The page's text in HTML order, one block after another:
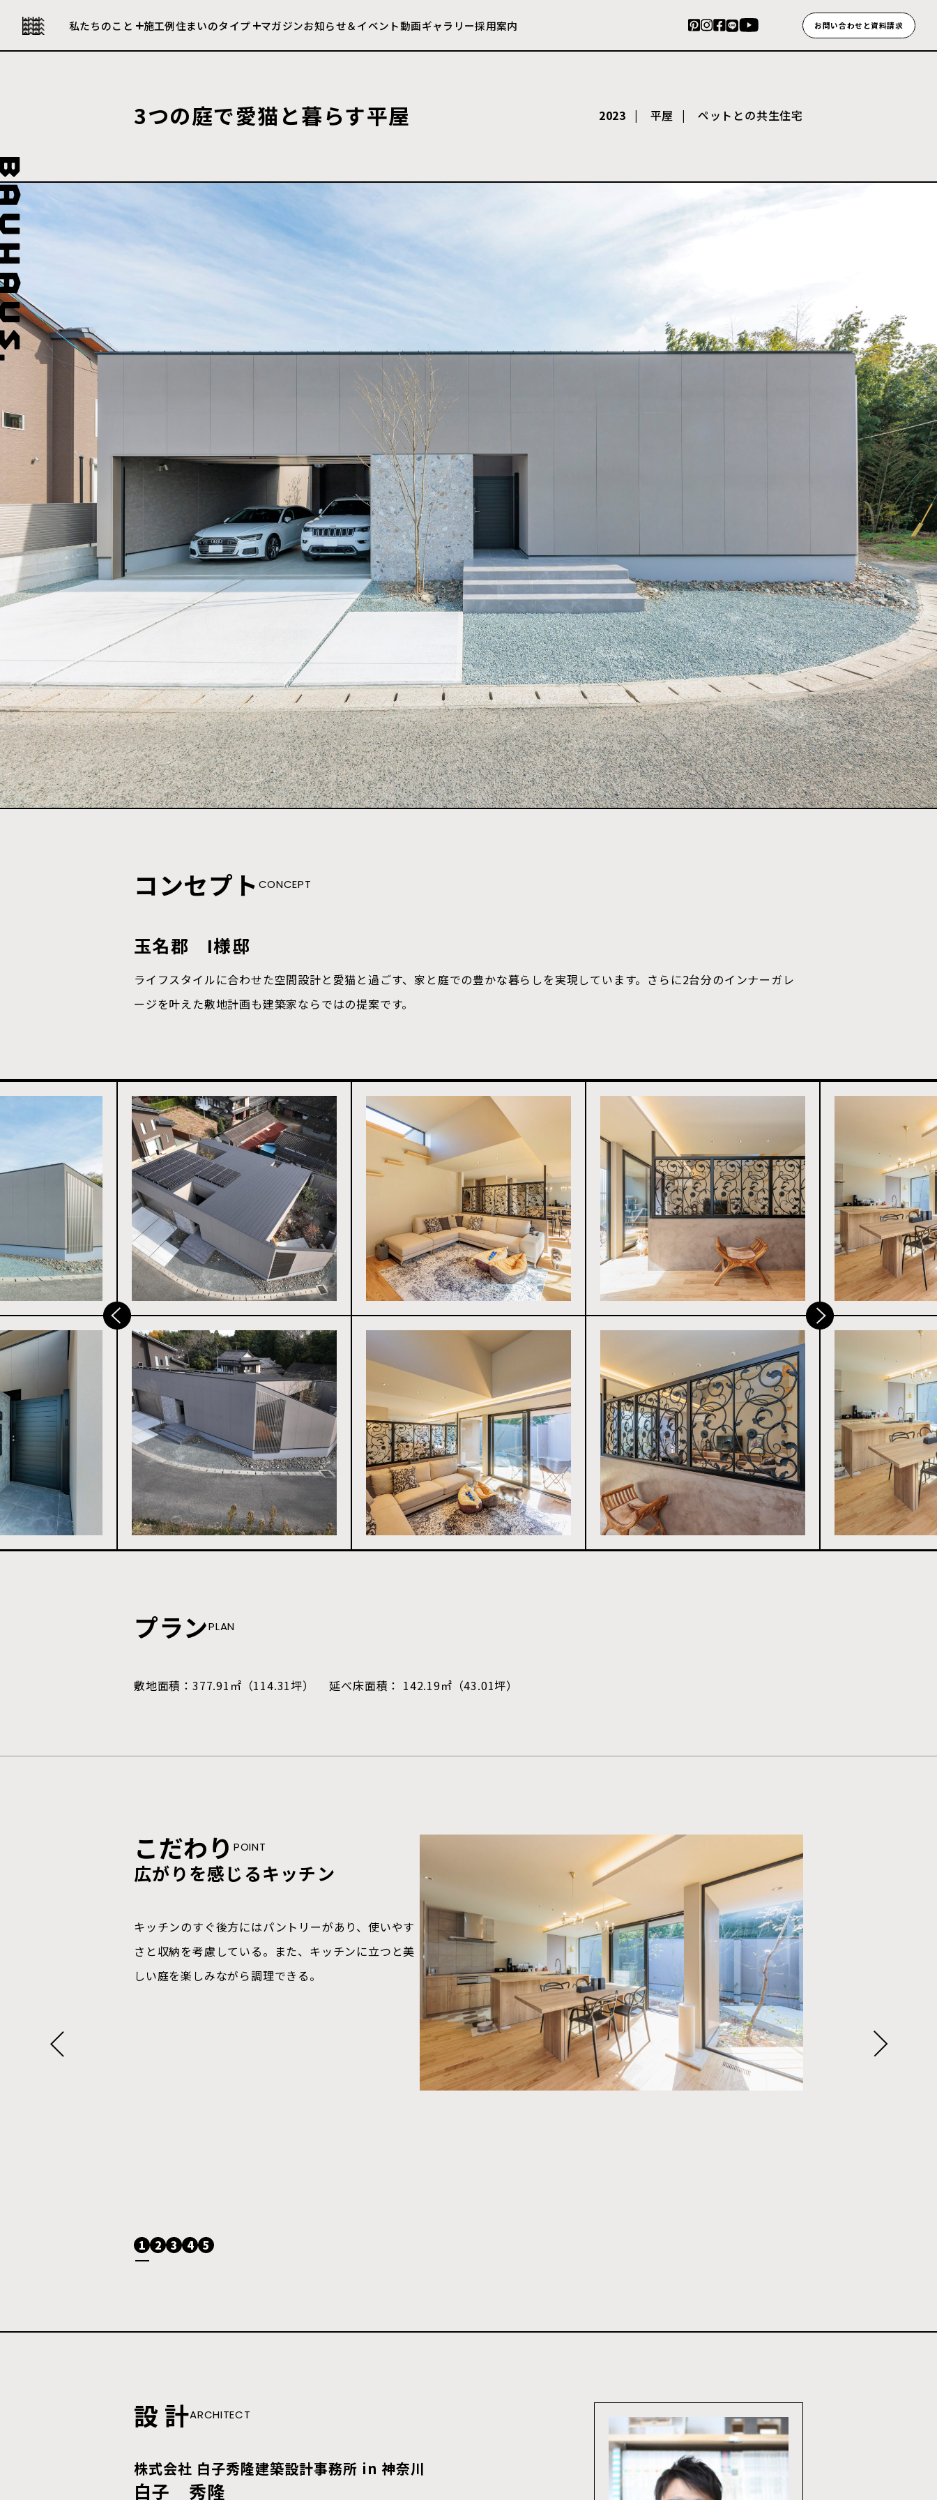
私たちのこと
会社について
施工例住まいのタイプ
建売住宅
マガジンお知らせ＆イベント動画ギャラリー採用案内 お問い合わせと資料請求
3つの庭で愛猫と暮らす平屋 2023 平屋 ペットとの共生住宅
コンセプト CONCEPT
玉名郡 I様邸
ライフスタイルに合わせた空間設計と愛猫と過ごす、家と庭での豊かな暮らしを実現しています。さらに2台分のインナーガレ
ージを叶えた敷地計画も建築家ならではの提案です。
プランPLAN
敷地面積：377.91㎡（114.31坪） 延べ床面積： 142.19㎡（43.01坪）
こだわり POINT
広がりを感じるキッチン
キッチンのすぐ後方にはパントリーがあり、使いやす
さと収納を考慮している。また、キッチンに立つと美
しい庭を楽しみながら調理できる。
こだわり POINT
森の庭園
リゾート地のような美しい空間。室内・室外から庭を
楽しめ、愛猫とひと時を過ごせる提案空間。
こだわり POINT
憩いの場所「ヌック」
腰かけて、猫ちゃんと一緒に外の風景が楽しめ、寛ぐ
こともできる「癒しの空間」。
こだわり POINT
家事ラクの水回り動線
ファミリークローゼットからお風呂まで一直線。お風
呂➡脱衣➡洗濯➡洗面➡収納が直線で動け、家事動線
を最短にしている。
こだわり POINT
バウハウス．の家づくりでお約束
建築家+性能+施工品質
バウハウス．全棟標準仕様
1 2 3 4 5
設 計ARCHITECT
株式会社 白子秀隆建築設計事務所 in 神奈川
白子 秀隆